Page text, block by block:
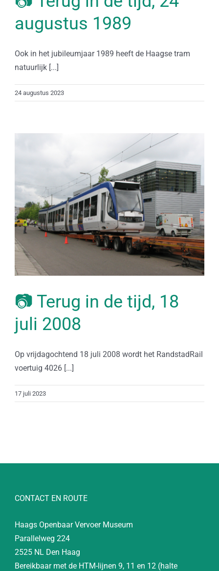
augustus 1989
Ook in het jubileumjaar 1989 heeft de Haagse tram
natuurlijk [...]
24 augustus 2023
📷 Terug in de tijd, 18
juli 2008
Op vrijdagochtend 18 juli 2008 wordt het RandstadRail
voertuig 4026 [...]
17 juli 2023
CONTACT EN ROUTE
Haags Openbaar Vervoer Museum
Parallelweg 224
2525 NL Den Haag
Bereikbaar met de HTM-lijnen 9, 11 en 12 (halte